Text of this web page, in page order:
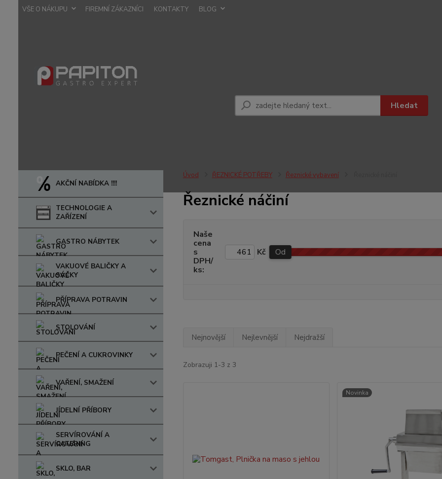
VŠE O NÁKUPU FIREMNÍ ZÁKAZNÍCI KONTAKTY BLOG
Hledat
AKČNÍ NABÍDKA !!!!
TECHNOLOGIE A
ZAŘÍZENÍ
GASTRO NÁBYTEK
VAKUOVÉ BALIČKY A
SÁČKY
PŘÍPRAVA POTRAVIN
STOLOVÁNÍ
PEČENÍ A CUKROVINKY
VAŘENÍ, SMAŽENÍ
JÍDELNÍ PŘÍBORY
SERVÍROVÁNÍ A
CATERING
SKLO, BAR
Úvod ŘEZNICKÉ POTŘEBY Řeznické vybavení
Řeznické náčiní
Naše
cena
s
DPH/
ks:
Kč Od
Nejnovější Nejlevnější Nejdražší
Zobrazuji 1-3 z 3
Novinka